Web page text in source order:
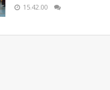
15.42.00